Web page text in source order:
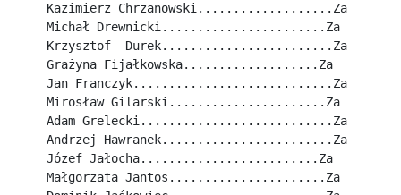
Kazimierz Chrzanowski...................Za
Michał Drewnicki.......................Za
Krzysztof  Durek........................Za
Grażyna Fijałkowska...................Za
Jan Franczyk............................Za
Mirosław Gilarski......................Za
Adam Grelecki...........................Za
Andrzej Hawranek........................Za
Józef Jałocha.........................Za
Małgorzata Jantos......................Za